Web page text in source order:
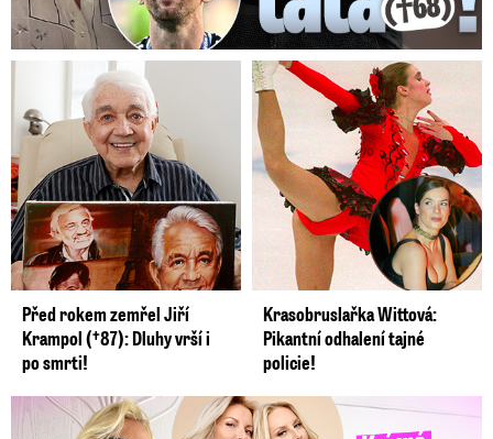
Před rokem zemřel Jiří
Krampol (†87): Dluhy vrší i
po smrti!
Krasobruslařka Wittová:
Pikantní odhalení tajné
policie!
Krásná sestra Krainové bez emocí: Mám to za pár…